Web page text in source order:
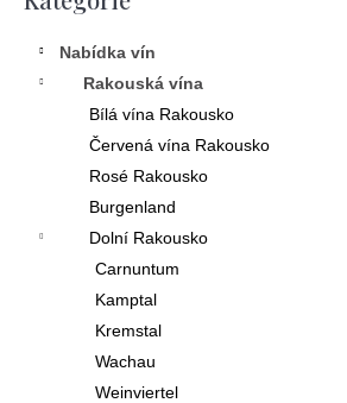
kategorie
Nabídka vín
Rakouská vína
Bílá vína Rakousko
Červená vína Rakousko
Rosé Rakousko
Burgenland
Dolní Rakousko
Carnuntum
Kamptal
Kremstal
Wachau
Weinviertel